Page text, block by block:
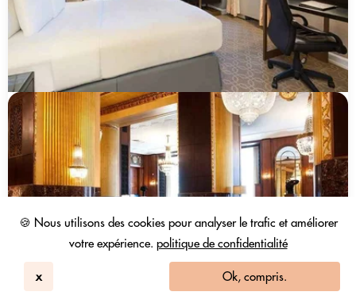
🍪 Nous utilisons des cookies pour analyser le trafic et améliorer
votre expérience. politique de confidentialité
x Ok, compris.